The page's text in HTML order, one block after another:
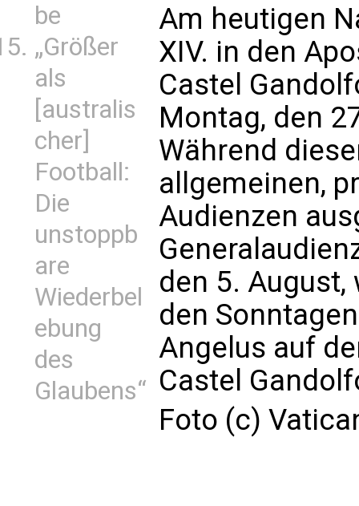
be
„Größer
als
[australis
cher]
Football:
Die
unstoppb
are
Wiederbel
ebung
des
Glaubens“
Am heutigen
XIV. in den
Castel
Montag, den
Während
allgemeinen,
Audienzen
den 5.
den
Angelus auf
Castel
Foto (c)